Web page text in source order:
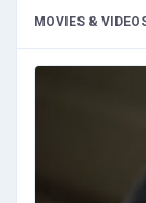
MOVIES &